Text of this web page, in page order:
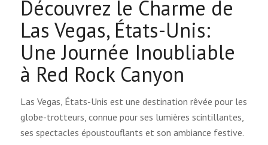
Découvrez le Charme de
Las Vegas, États-Unis:
Une Journée Inoubliable
à Red Rock Canyon
Las Vegas, États-Unis est une destination rêvée pour les
globe-trotteurs, connue pour ses lumières scintillantes,
ses spectacles époustouflants et son ambiance festive.